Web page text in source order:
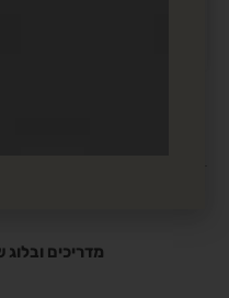
מדריכים ובלוג